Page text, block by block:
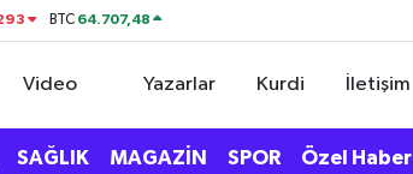
BTC 64.707,48
Video Yazarlar Kurdi İletişim
SAĞLIK MAGAZİN SPOR Özel Haber